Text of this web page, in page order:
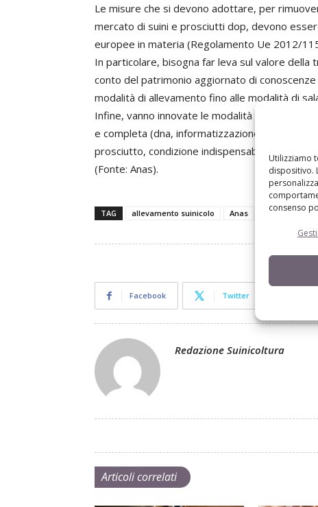
Utilizziamo
dispositivo.
consenso
Le misure che si devono adottare, per
mercato di suini e prosciutti dop, devono
europee in materia (Regolamento Ue 2012/
In particolare, bisogna far leva sul valore
conto del patrimonio aggiornato di
modalità di allevamento fino alle modalità di
Infine, vanno innovate le modalità di verifica di
e completa (dna, informatizzazione dati, ecc.)
prosciutto, condizione indispensabile per
(Fonte: Anas).
TAG allevamento suinicolo Anas prodotti dop
Facebook Twitter
Redazione Suinicoltura
Articoli correlati